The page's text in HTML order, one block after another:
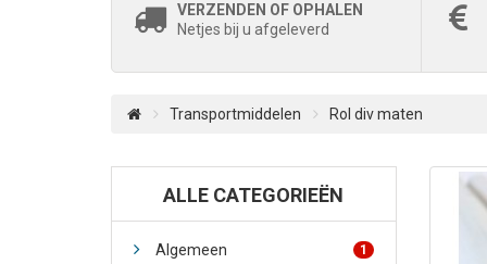
VERZENDEN OF OPHALEN
Netjes bij u afgeleverd
Transportmiddelen Rol div maten
ALLE CATEGORIEËN
Algemeen 1